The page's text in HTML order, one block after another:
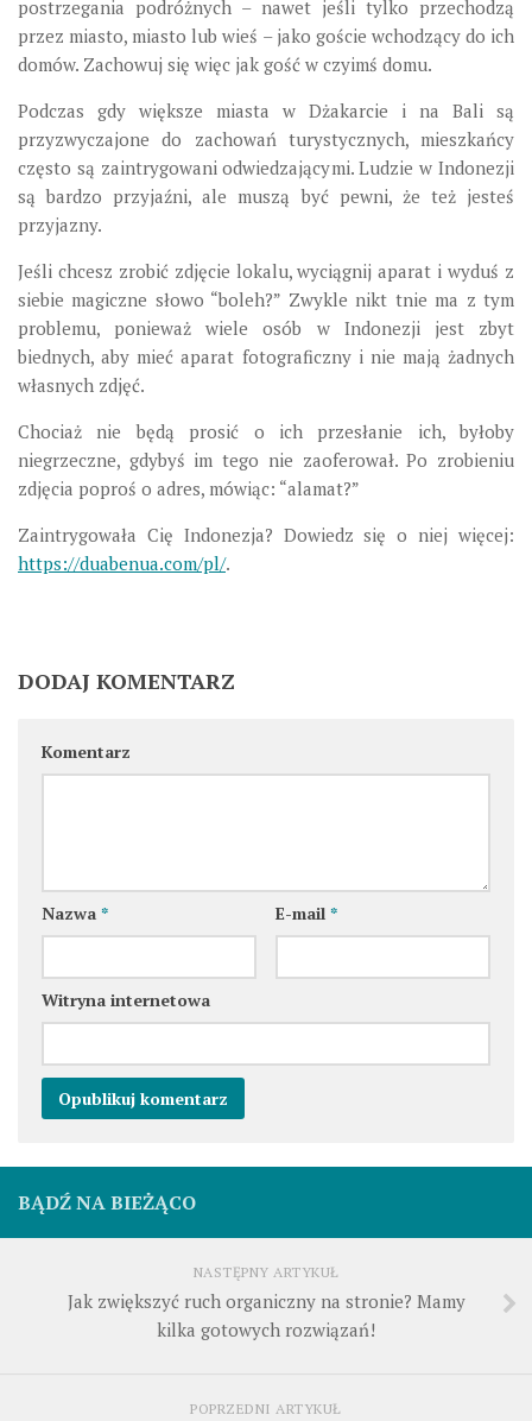
postrzegania podróżnych – nawet jeśli tylko przechodzą
przez miasto, miasto lub wieś – jako goście wchodzący do ich
domów. Zachowuj się więc jak gość w czyimś domu.
Podczas gdy większe miasta w Dżakarcie i na Bali są
przyzwyczajone do zachowań turystycznych, mieszkańcy
często są zaintrygowani odwiedzającymi. Ludzie w Indonezji
są bardzo przyjaźni, ale muszą być pewni, że też jesteś
przyjazny.
Jeśli chcesz zrobić zdjęcie lokalu, wyciągnij aparat i wyduś z
siebie magiczne słowo “boleh?” Zwykle nikt tnie ma z tym
problemu, ponieważ wiele osób w Indonezji jest zbyt
biednych, aby mieć aparat fotograficzny i nie mają żadnych
własnych zdjęć.
Chociaż nie będą prosić o ich przesłanie ich, byłoby
niegrzeczne, gdybyś im tego nie zaoferował. Po zrobieniu
zdjęcia poproś o adres, mówiąc: “alamat?”
Zaintrygowała Cię Indonezja? Dowiedz się o niej więcej:
https://duabenua.com/pl/.
DODAJ KOMENTARZ
Komentarz
Nazwa * E-mail *
Witryna internetowa
BĄDŹ NA BIEŻĄCO
NASTĘPNY ARTYKUŁ
Jak zwiększyć ruch organiczny na stronie? Mamy
kilka gotowych rozwiązań!
POPRZEDNI ARTYKUŁ